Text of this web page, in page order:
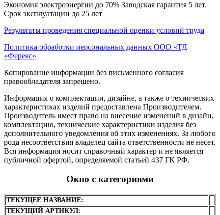
Экономия электроэнергии до 70% Заводская гарантия 5 лет.
Срок эксплуатации до 25 лет
Результаты проведения специальной оценки условий труда
Политика обработки персональных данных ООО «ТД
«Ферекс»
Копирование информации без письменного согласия
правообладателя запрещено.
Информация о комплектации, дизайне, а также о технических
характеристиках изделий предоставлена Производителем.
Производитель имеет право на внесение изменений в дизайн,
комплектацию, технические характеристики изделия без
дополнительного уведомления об этих изменениях. За любого
рода несоответствия владелец сайта ответственности не несет.
Вся информация носит справочный характер и не является
публичной офертой, определяемой статьей 437 ГК РФ.
Окно с категориями
ТЕКУЩЕЕ НАЗВАНИЕ:
ТЕКУЩИЙ АРТИКУЛ: